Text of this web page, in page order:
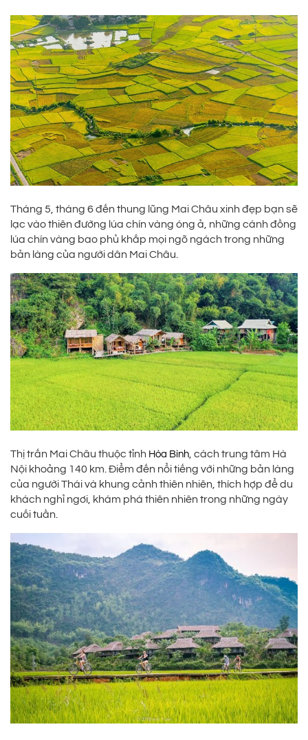
Tháng 5, tháng 6 đến thung lũng Mai Châu xinh đẹp bạn sẽ
lạc vào thiên đường lúa chín vàng óng ả, những cánh đồng
lúa chín vàng bao phủ khắp mọi ngõ ngách trong những
bản làng của người dân Mai Châu.
Thị trấn Mai Châu thuộc tỉnh Hòa Bình , cách trung tâm Hà
Nội khoảng 140 km. Điểm đến nổi tiếng với những bản làng
của người Thái và khung cảnh thiên nhiên, thích hợp để du
khách nghỉ ngơi, khám phá thiên nhiên trong những ngày
cuối tuần.